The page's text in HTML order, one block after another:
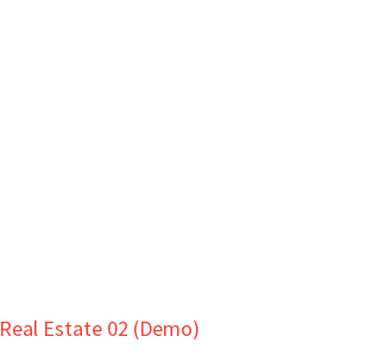
Real Estate 02 (Demo)